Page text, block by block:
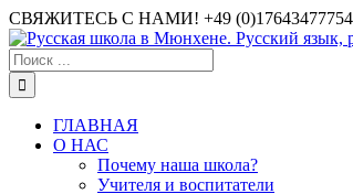
СВЯЖИТЕСЬ С НАМИ! +49 (0)17643477754,
ГЛАВНАЯ
О НАС
Почему наша школа?
Учителя и воспитатели